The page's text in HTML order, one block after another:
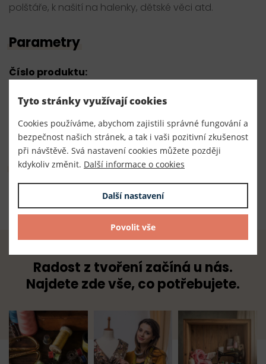
polštáře, k našití na halenky, dětské věci atd.
Parametry
Číslo produktu:
TKACZIK s.r.o.
Složení
65% polyester 35% bavlna
Radost z tvoření začíná u nás.
Najdete zde vše, co potřebujete.
Tyto stránky využívají cookies
Cookies používáme, abychom zajistili správné fungování a
bezpečnost našich stránek, a tak i vaši pozitivní zkušenost
při návštěvě. Svá nastavení cookies můžete později
kdykoliv změnit. Další informace o cookies
Další nastavení
Povolit vše